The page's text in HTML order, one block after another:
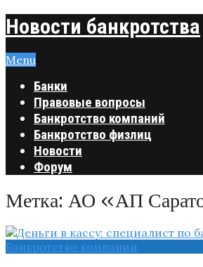
Новости банкротства
Menu
Банки
Правовые вопросы
Банкротство компаний
Банкротство физлиц
Новости
Форум
Метка: АО «АП
Банкротство компаний